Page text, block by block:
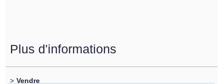
Plus d'informations
> Vendre